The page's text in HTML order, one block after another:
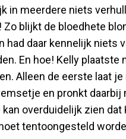
in meerdere niets
blijkt de bloedhete
had daar kennelijk niets
En hoe! Kelly
Alleen de eerste laat
en pronkt daarbij
overduidelijk zien dat
tentoongesteld